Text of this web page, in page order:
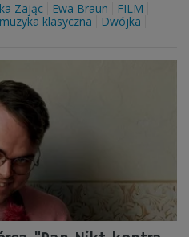
Zając Ewa Braun
FILM
muzyka klasyczna
Dwójka